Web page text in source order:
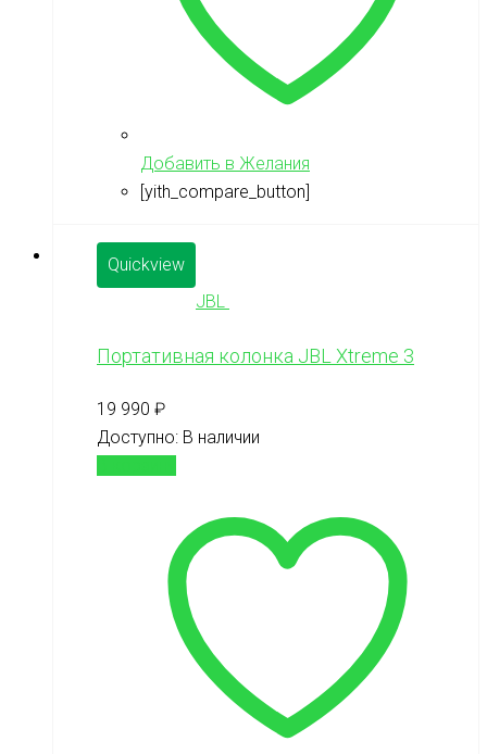
Добавить в Желания
[yith_compare_button]
Quickview
JBL
Портативная колонка JBL Xtreme 3
19 990 ₽
Доступно: В наличии